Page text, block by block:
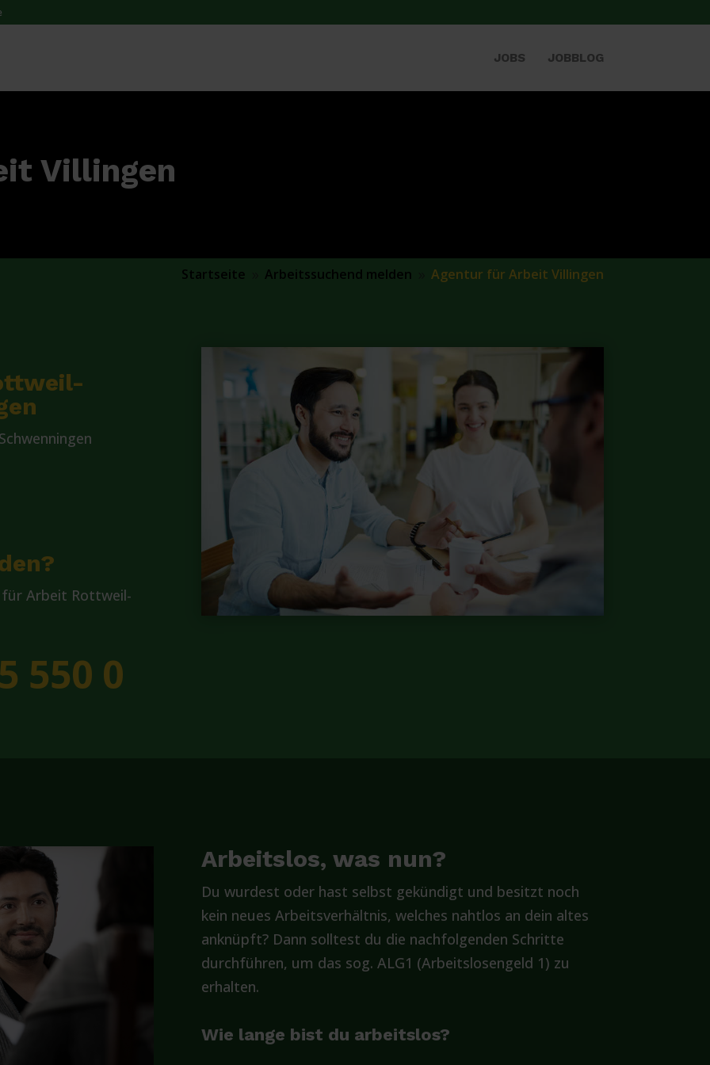
JOBS JOBBLOG
Villingen
Startseite Arbeitssuchend melden Agentur für Arbeit Villingen
Arbeit Rottweil-
550 0
Arbeitslos, was nun?
Du wurdest oder hast selbst gekündigt und besitzt noch
kein neues Arbeitsverhältnis, welches nahtlos an dein altes
anknüpft? Dann solltest du die nachfolgenden Schritte
durchführen, um das sog. ALG1 (Arbeitslosengeld 1) zu
erhalten.
Wie lange bist du arbeitslos?